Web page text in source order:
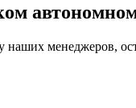
менеджеров,